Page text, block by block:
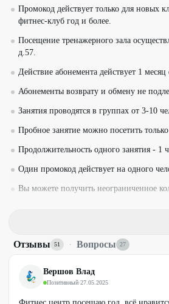
Промокод действует только для новых
фитнес-клуб год и более.
Посещение тренажерного зала
д.57.
Действие абонемента действует 1
Абонементы возврату и обмену не
Занятия проводятся в группах от 3-10
Пробное занятие можно посетить
Продолжительность одного занятия - 1
Один промокод действует на одного
Вы можете получить неограниченное
Необходима предварительная запись по
+7 (351) 250-00-29
- ул. Гагарина, д.51
+7 (351) 215-00-29
- ул. Чайковского,
+7 (912) 405-79-54- руководитель -
Отзывы 51 · Вопросы 27
Вершов Влад
Позитивный·27.05.2025